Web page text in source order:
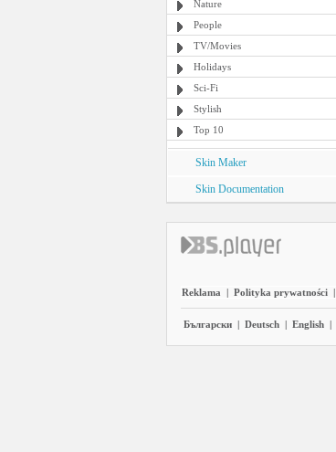
Nature
People
TV/Movies
Holidays
Sci-Fi
Stylish
Top 10
Skin Maker
Skin Documentation
Reklama | Polityka prywatności |
Български | Deutsch | English |